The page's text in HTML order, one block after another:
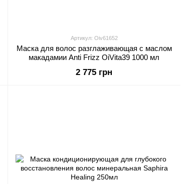
Артикул: Oiv61652
Маска для волос разглаживающая с маслом
макадамии Anti Frizz OiVita39 1000 мл
2 775 грн